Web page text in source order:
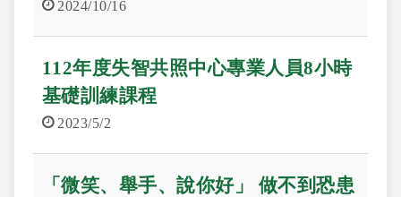
2024/10/16
112年度失智共照中心專業人員8小時
基礎訓練課程
2023/5/2
「微笑、舉手、說你好」 做不到恐患